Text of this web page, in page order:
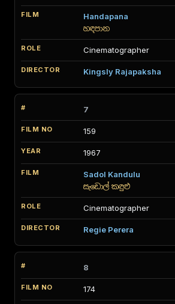
Handapana
හඳපාන
Cinematographer
Kingsly Rajapaksha
7
159
1967
Sadol Kandulu
සැඩොල් කඳුළු
Cinematographer
Regie Perera
8
174